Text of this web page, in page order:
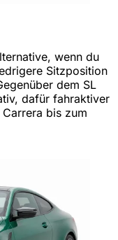
wenn du
Sitzposition
dem SL
dafür fahraktiver
bis zum